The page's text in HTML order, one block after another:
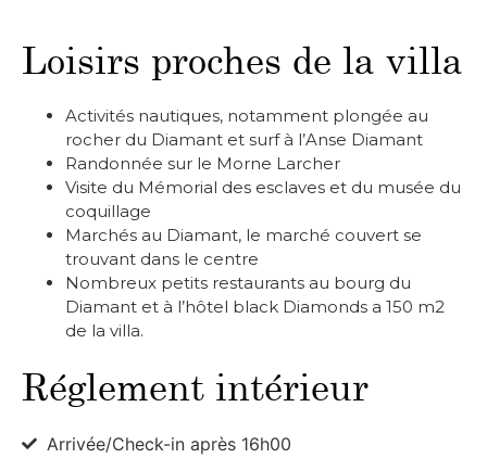
Loisirs proches de la villa
Activités nautiques, notamment plongée au
rocher du Diamant et surf à l’Anse Diamant
Randonnée sur le Morne Larcher
Visite du Mémorial des esclaves et du musée du
coquillage
Marchés au Diamant, le marché couvert se
trouvant dans le centre
Nombreux petits restaurants au bourg du
Diamant et à l’hôtel black Diamonds a 150 m2
de la villa.
Réglement intérieur
Arrivée/Check-in après 16h00